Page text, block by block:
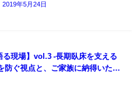
2019年5月24日
る現場】vol.3 -長期臥床を支える
防ぐ視点と、ご家族に納得いただ